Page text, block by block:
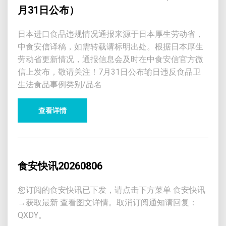
月31日公布）
日本进口食品违规情况通报来源于日本厚生劳动省，
中食安信译稿，如需转载请标明出处。根据日本厚生
劳动省更新情况，通报信息会及时在中食安信官方微
信上发布，敬请关注！7月31日公布输日违反食品卫
生法食品事例类别/品名
查看详情
食安快讯20260806
您订阅的食安快讯已下发，请点击下方菜单 食安快讯
→获取最新 查看图文详情。取消订阅通知请回复：
QXDY。